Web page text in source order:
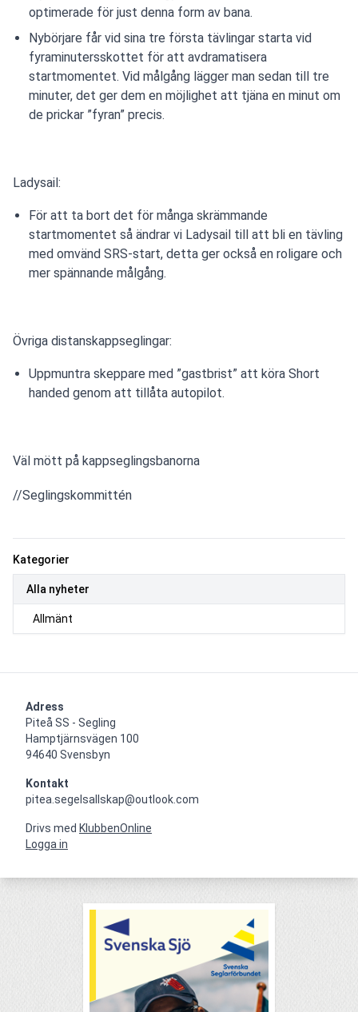
Kategorier
Alla nyheter
Allmänt
optimerade för just denna form av bana.
Nybörjare får vid sina tre första tävlingar starta vid
fyraminutersskottet för att avdramatisera
startmomentet. Vid målgång lägger man sedan till tre
minuter, det ger dem en möjlighet att tjäna en minut om
de prickar ”fyran” precis.
Ladysail:
För att ta bort det för många skrämmande
startmomentet så ändrar vi Ladysail till att bli en tävling
med omvänd SRS-start, detta ger också en roligare och
mer spännande målgång.
Övriga distanskappseglingar:
Uppmuntra skeppare med ”gastbrist” att köra Short
handed genom att tillåta autopilot.
Väl mött på kappseglingsbanorna
//Seglingskommittén
Adress
Piteå SS - Segling
Hamptjärnsvägen 100
94640 Svensbyn
Kontakt
pitea.segelsallskap@outlook.com
Drivs med KlubbenOnline
Logga in